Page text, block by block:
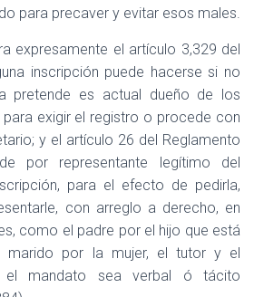
para precaver y evitar esos males.
expresamente el artículo 3,329 del
inscripción puede hacerse si no
pretende es actual dueño de los
exigir el registro o procede con
y el artículo 26 del Reglamento
por representante legítimo del
para el efecto de pedirla,
con arreglo a derecho, en
como el padre por el hijo que está
marido por la mujer, el tutor y el
el mandato sea verbal ó tácito